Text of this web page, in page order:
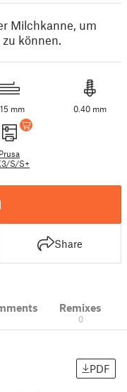
Milchkanne, um
können.
mm 0.40 mm
Prusa
S/S+
Share
Remixes
0
PDF